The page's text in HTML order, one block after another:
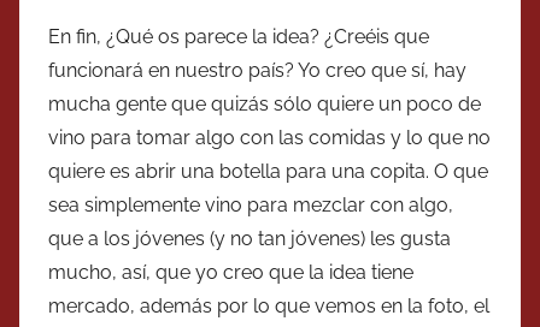
En fin, ¿Qué os parece la idea? ¿Creéis que
funcionará en nuestro país? Yo creo que sí, hay
mucha gente que quizás sólo quiere un poco de
vino para tomar algo con las comidas y lo que no
quiere es abrir una botella para una copita. O que
sea simplemente vino para mezclar con algo,
que a los jóvenes (y no tan jóvenes) les gusta
mucho, así, que yo creo que la idea tiene
mercado, además por lo que vemos en la foto, el